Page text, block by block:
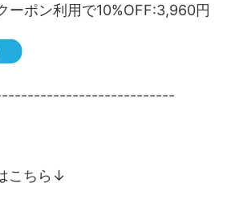
ーポン利用で10%OFF:3,960円
こちら↓